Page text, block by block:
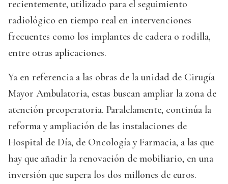
recientemente, utilizado para el seguimiento
radiológico en tiempo real en intervenciones
frecuentes como los implantes de cadera o rodilla,
entre otras aplicaciones.
Ya en referencia a las obras de la unidad de Cirugía
Mayor Ambulatoria, estas buscan ampliar la zona de
atención preoperatoria. Paralelamente, continúa la
reforma y ampliación de las instalaciones de
Hospital de Día, de Oncología y Farmacia, a las que
hay que añadir la renovación de mobiliario, en una
inversión que supera los dos millones de euros.